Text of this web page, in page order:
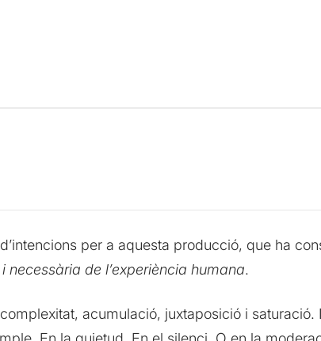
per a aquesta producció, que ha
de l’experiència humana.
acumulació, juxtaposició i